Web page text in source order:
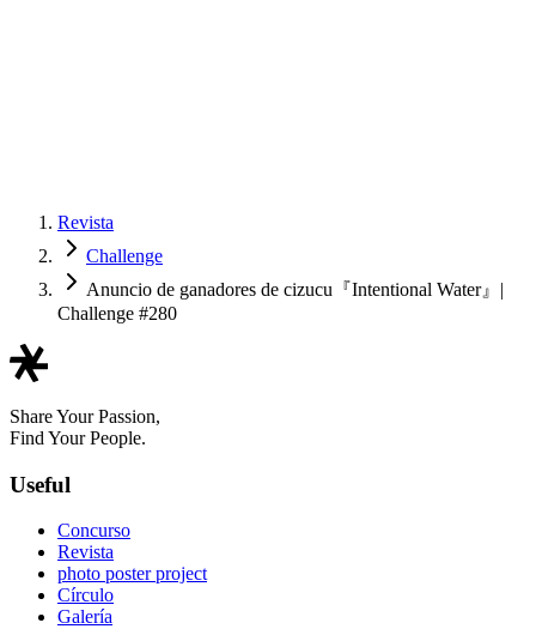
Revista
Challenge
Anuncio de ganadores de cizucu『Intentional Water』|
Challenge #280
Share Your Passion,
Find Your People.
Useful
Concurso
Revista
photo poster project
Círculo
Galería